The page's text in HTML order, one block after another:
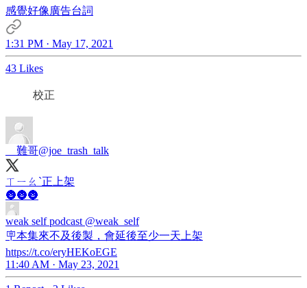
感覺好像廣告台詞
1:31 PM · May 17, 2021
43 Likes
校正
__難哥@joe_trash_talk
ㄒㄧㄠˋ正上架
🌚🌚🌚
weak self podcast @weak_self
🪧本集來不及後製，會延後至少一天上架
https://t.co/eryHEKoEGE
11:40 AM · May 23, 2021